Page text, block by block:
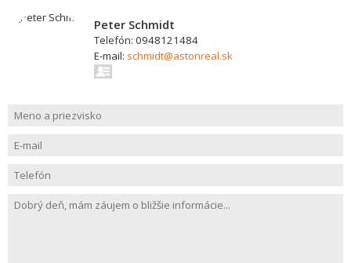
Peter Schmidt
Telefón: 0948121484
E-mail: schmidt@astonreal.sk